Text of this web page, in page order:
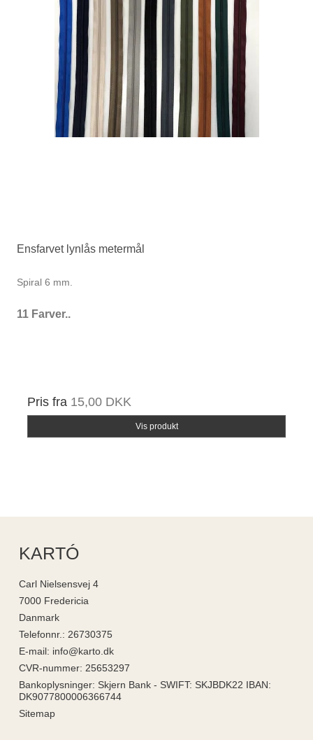
Ensfarvet lynlås metermål
Spiral 6 mm.
11 Farver..
Pris fra 15,00 DKK
Vis produkt
KARTÓ
Carl Nielsensvej 4
7000 Fredericia
Danmark
Telefonnr. : 26730375
E-mail: info@karto.dk
CVR-nummer: 25653297
Bankoplysninger: Skjern Bank - SWIFT: SKJBDK22 IBAN:
DK9077800006366744
Sitemap